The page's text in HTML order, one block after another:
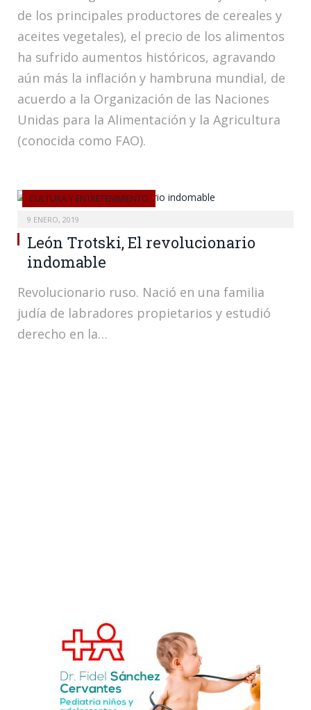
de los principales productores de cereales y
aceites vegetales), el precio de los alimentos
ha sufrido aumentos históricos, agravando
aún más la inflación y hambruna mundial, de
acuerdo a la Organización de las Naciones
Unidas para la Alimentación y la Agricultura
(conocida como FAO).
CULTURA Y ENTRETENIMIENTO
9 ENERO, 2019
León Trotski, El revolucionario
indomable
Revolucionario ruso. Nació en una familia
judía de labradores propietarios y estudió
derecho en la…